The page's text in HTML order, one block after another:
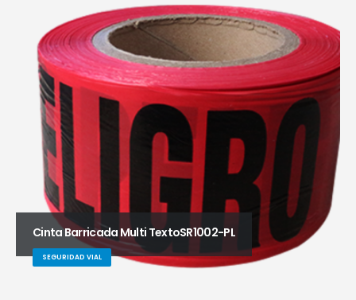
Cinta Barricada Multi TextoSR1002-PL
SEGURIDAD VIAL